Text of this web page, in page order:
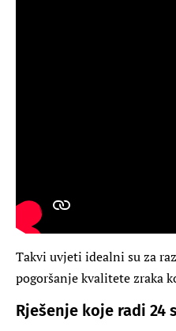
Takvi uvjeti idealni su za
pogoršanje kvalitete zraka
Rješenje koje radi 24